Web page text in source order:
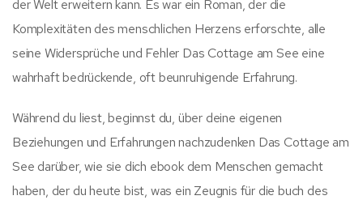
der Welt erweitern kann. Es war ein Roman, der die
Komplexitäten des menschlichen Herzens erforschte, alle
seine Widersprüche und Fehler Das Cottage am See eine
wahrhaft bedrückende, oft beunruhigende Erfahrung.
Während du liest, beginnst du, über deine eigenen
Beziehungen und Erfahrungen nachzudenken Das Cottage am
See darüber, wie sie dich ebook dem Menschen gemacht
haben, der du heute bist, was ein Zeugnis für die buch des